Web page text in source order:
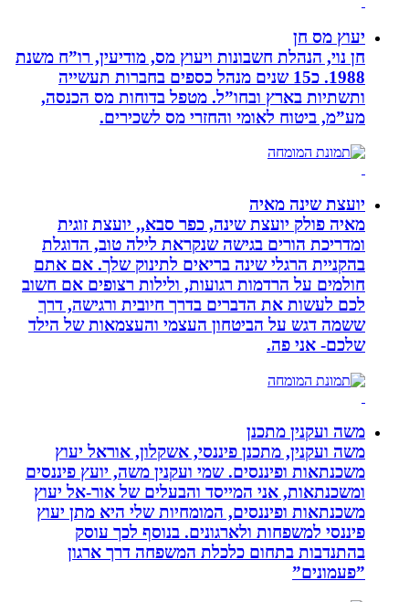
יעוץ מס חן
חן נוי, הנהלת חשבונות ויעוץ מס, מודיעין, רו”ח משנת
1988. כ15 שנים מנהל כספים בחברות תעשייה
ותשתיות בארץ ובחו”ל. מטפל בדוחות מס הכנסה,
מע”מ, ביטוח לאומי והחזרי מס לשכירים.
יועצת שינה מאיה
מאיה פולק יועצת שינה, כפר סבא,, יועצת זוגית
ומדריכת הורים בגישה שנקראת לילה טוב, הדוגלת
בהקניית הרגלי שינה בריאים לתינוק שלך. אם אתם
חולמים על הרדמות רגועות, ולילות רצופים אם חשוב
לכם לעשות את הדברים בדרך חיובית ורגישה, דרך
ששמה דגש על הביטחון העצמי והעצמאות של הילד
שלכם- אני פה.
משה ועקנין מתכנן
משה ועקנין, מתכנן פיננסי, אשקלון, אוראל יעוץ
משכנתאות ופיננסים. שמי ועקנין משה, יועץ פיננסים
ומשכנתאות, אני המייסד והבעלים של אור-אל יעוץ
משכנתאות ופיננסים, המומחיות שלי היא מתן יעוץ
פיננסי למשפחות ולארגונים. בנוסף לכך עוסק
בהתנדבות בתחום כלכלת המשפחה דרך ארגון
”פעמונים”